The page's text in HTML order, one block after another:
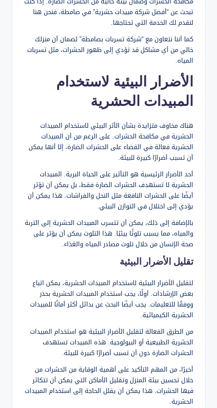
تبحث عن “أفضل شركة مبيدات حشرية” في صامطة، فنحن هنا
لنقدم لك الخدمة التي تحتاجها.
كما أننا نتعاون مع “شركة تسربات بصامطة” لضمان أن منزلك
خالي من أي مشاكل قد تؤدي إلى ظهور الحشرات، مثل تسربات
المياه.
الأضرار البيئية لاستخدام
المبيدات الحشرية
هناك مخاوف متزايدة بشأن الأثر البيئي لاستخدام المبيدات
الحشرية في مكافحة الحشرات. على الرغم من أن المبيدات
الحشرية فعالة في القضاء على الحشرات الضارة، إلا أنها يمكن
أن تسبب أضرارًا كبيرة للبيئة.
أحد الأضرار الرئيسية هو التأثير على الحياة البرية. المبيدات
الحشرية لا تستهدف الحشرات الضارة فقط، بل يمكن أن تؤثر
أيضًا على الحشرات النافعة مثل النحل والفراشات. هذا يمكن أن
يؤدي إلى اختلال في التوازن البيئي.
بالإضافة إلى ذلك، يمكن أن تتسرب المبيدات الحشرية إلى التربة
والمياه، مما يسبب تلوثًا بيئيًا. هذا التلوث يمكن أن يؤثر على
صحة الإنسان من خلال تلوث مصادر المياه والغذاء.
تقليل الأضرار البيئية
لتقليل الأضرار البيئية لاستخدام المبيدات الحشرية، يمكن اتباع
بعض الإرشادات. أولًا، يجب استخدام المبيدات الحشرية بحذر
ووفقًا للتعليمات. يجب أيضًا البحث عن بدائل أكثر أمانًا للمبيدات
الحشرية الكيميائية.
من الطرق الفعالة لتقليل الأضرار البيئية هو استخدام المبيدات
الحشرية الطبيعية أو البيولوجية. هذه المبيدات تستهدف
الحشرات الضارة دون أن تسبب أضرارًا كبيرة للبيئة.
أخيرًا، من المهم التأكيد على أهمية الوقاية من الحشرات من
خلال تحسين بيئة المنزل وتقليل الأماكن التي يمكن أن تتكاثر
فيها الحشرات. هذا يمكن أن يقلل الحاجة إلى استخدام المبيدات
الحشرية.